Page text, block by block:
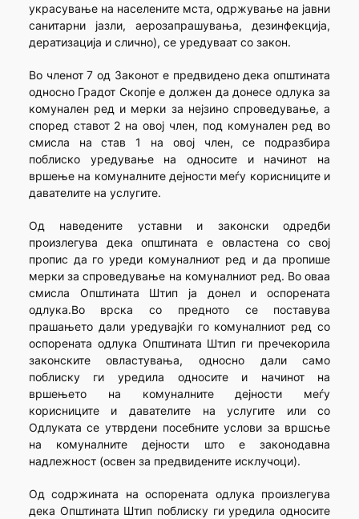
украсување на населените мста, одржување на јавни
санитарни јазли, аерозапрашувања, дезинфекција,
дератизација и слично), се уредуваат со закон.
Во членот 7 од Законот е предвидено дека општината
односно Градот Скопје е должен да донесе одлука за
комунален ред и мерки за нејзино спроведување, а
според ставот 2 на овој член, под комунален ред во
смисла на став 1 на овој член, се подразбира
поблиско уредување на односите и начинот на
вршење на комуналните дејности меѓу корисниците и
давателите на услугите.
Од наведените уставни и законски одредби
произлегува дека општината е овластена со свој
пропис да го уреди комуналниот ред и да пропише
мерки за спроведување на комуналниот ред. Во оваа
смисла Општината Штип ја донел и оспорената
одлука.Во врска со предното се поставува
прашањето дали уредувајќи го комуналниот ред со
оспорената одлука Општината Штип ги пречекорила
законските овластувања, односно дали само
поблиску ги уредила односите и начинот на
вршењето на комуналните дејности меѓу
корисниците и давателите на услугите или со
Одлуката се утврдени посебните услови за вршсње
на комуналните дејности што е законодавна
надлежност (освен за предвидените исклучоци).
Од содржината на оспорената одлука произлегува
дека Општината Штип поблиску ги уредила односите